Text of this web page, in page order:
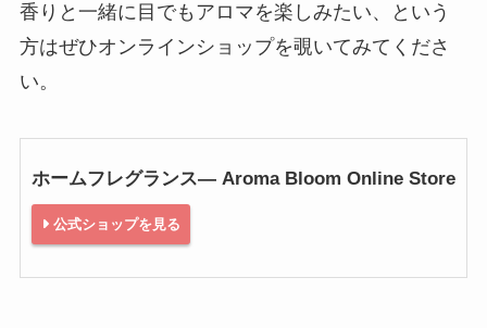
香りと一緒に目でもアロマを楽しみたい、という
方はぜひオンラインショップを覗いてみてくださ
い。
ホームフレグランス— Aroma Bloom Online Store
公式ショップを見る